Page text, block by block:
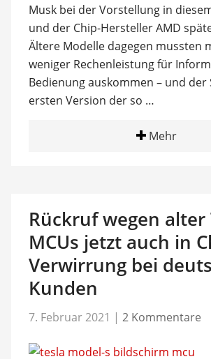
Musk bei der Vorstellung in
und der Chip-Hersteller AMD
Ältere Modelle dagegen mussten
weniger Rechenleistung für
Bedienung auskommen – und der
ersten Version der so …
Mehr
Rückruf wegen alter
MCUs jetzt auch in
Verwirrung bei
Kunden
7. Februar 2021 | 2 Kommentare